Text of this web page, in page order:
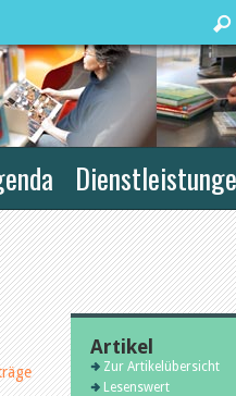
Artikel
Zur Artikelübersicht
Lesenswert